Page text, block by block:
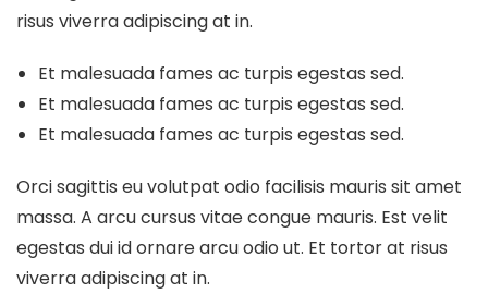
risus viverra adipiscing at in.
Et malesuada fames ac turpis egestas sed.
Et malesuada fames ac turpis egestas sed.
Et malesuada fames ac turpis egestas sed.
Orci sagittis eu volutpat odio facilisis mauris sit amet
massa. A arcu cursus vitae congue mauris. Est velit
egestas dui id ornare arcu odio ut. Et tortor at risus
viverra adipiscing at in.